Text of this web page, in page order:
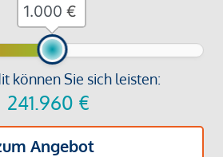
können Sie sich leisten:
241.960 €
Angebot
€